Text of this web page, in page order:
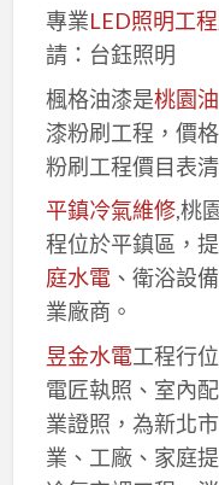
專業LED照明工程
請：台鈺照明
楓格油漆是桃園
漆粉刷工程，價
粉刷工程價目表
平鎮冷氣維修,桃
程位於平鎮區，
庭水電、衛浴設
業廠商。
昱金水電工程行
電匠執照、室內
業證照，為新北
業、工廠、家庭